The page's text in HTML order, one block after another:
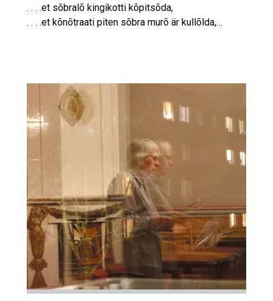
. . . .et sõbralõ kingikotti kõpitsõda,
. . . .et kõnõtraati piten sõbra murõ är kullõlda,…